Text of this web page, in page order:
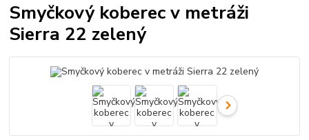
Smyčkový koberec v metráži
Sierra 22 zelený